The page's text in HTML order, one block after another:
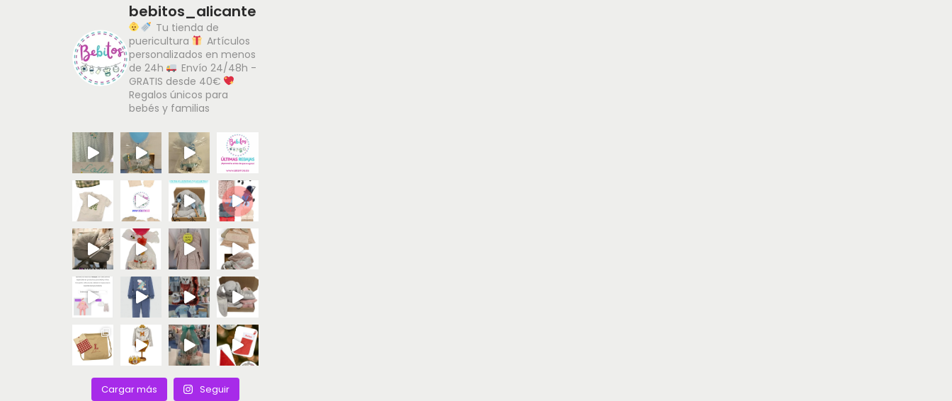
bebitos_alicante
Tu tienda de
puericultura
Artículos
personalizados en menos
de 24h
Envío 24/48h -
GRATIS desde 40€
Regalos únicos para
bebés y familias
Cargar más Seguir